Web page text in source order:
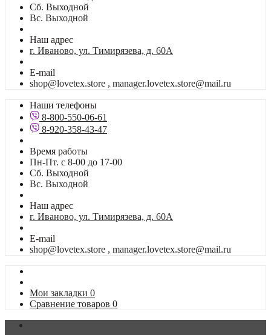
Сб. Выходной
Вс. Выходной
Наш адрес
г. Иваново, ул. Тимирязева, д. 60А
E-mail
shop@lovetex.store , manager.lovetex.store@mail.ru
Наши телефоны
8-800-550-06-61
8-920-358-43-47
Время работы
Пн-Пт. с 8-00 до 17-00
Сб. Выходной
Вс. Выходной
Наш адрес
г. Иваново, ул. Тимирязева, д. 60А
E-mail
shop@lovetex.store , manager.lovetex.store@mail.ru
Мои закладки 0
Сравнение товаров 0